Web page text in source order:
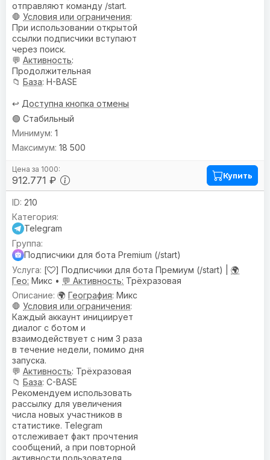
отправляют команду /start.
🛑 Условия или ограничения:
При использовании открытой
ссылки подписчики вступают
через поиск.
💬 Активность:
Продолжительная
📁 База: H-BASE
↩️ Доступна кнопка отмены
🟢 Стабильный
912.771 ₽
1
18 500
Купить
210
Telegram
Подписчики для бота Premium (/start)
[
] Подписчики для бота Премиум (/start) | 🌍
Гео: Микс • 💬 Активность: Трёхразовая
🌍 География: Микс
🛑 Условия или ограничения:
Каждый аккаунт инициирует
диалог с ботом и
взаимодействует с ним 3 раза
в течение недели, помимо дня
запуска.
💬 Активность: Трёхразовая
📁 База: C-BASE
Рекомендуем использовать
рассылку для увеличения
числа новых участников в
статистике. Telegram
отслеживает факт прочтения
сообщений, а при повторной
активности пользователя